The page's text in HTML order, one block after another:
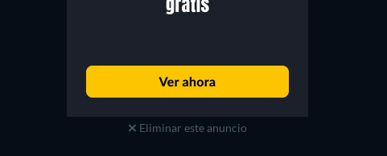
Eliminar este anuncio